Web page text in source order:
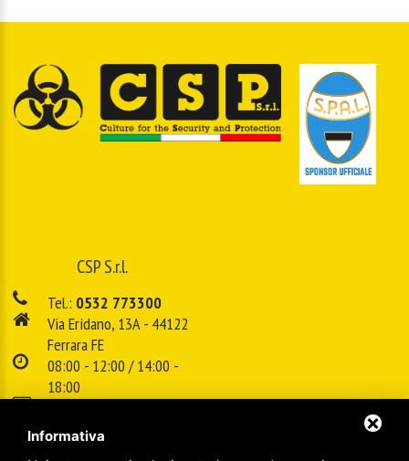
CSP S.r.l.
Tel.: 0532 773300
Via Eridano, 13A - 44122
Ferrara FE
08:00 - 12:00 / 14:00 -
18:00
info@cspsrl.biz
Informativa